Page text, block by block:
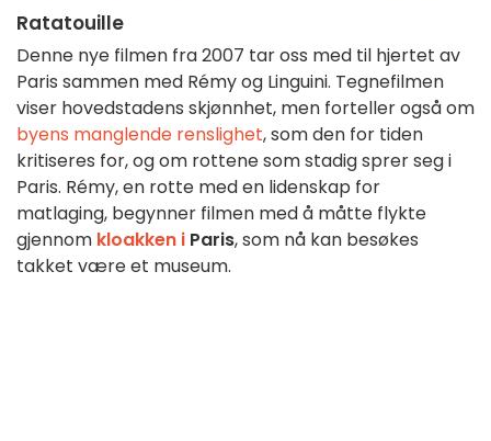
Ratatouille
Denne nye filmen fra 2007 tar oss med til hjertet av
Paris sammen med Rémy og Linguini. Tegnefilmen
viser hovedstadens skjønnhet, men forteller også om
byens manglende renslighet, som den for tiden
kritiseres for, og om rottene som stadig sprer seg i
Paris. Rémy, en rotte med en lidenskap for
matlaging, begynner filmen med å måtte flykte
gjennom kloakken i Paris, som nå kan besøkes
takket være et museum.